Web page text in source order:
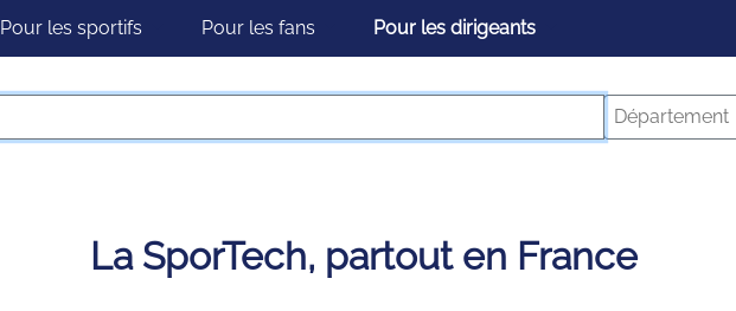
Pour les sportifs Pour les fans Pour les dirigeants
Département
La SporTech, partout en France